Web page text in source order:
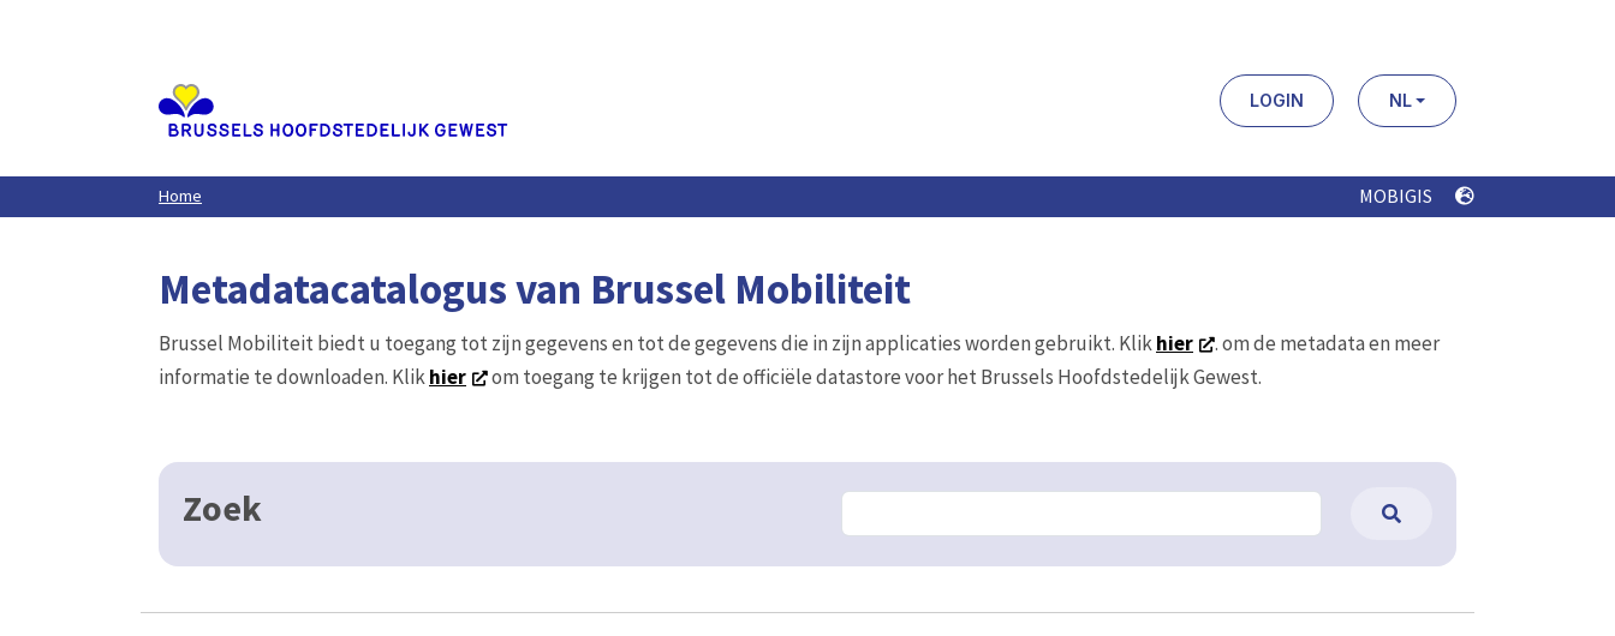
LOGIN NL
Home MOBIGIS
Metadatacatalogus van Brussel Mobiliteit
Brussel Mobiliteit biedt u toegang tot zijn gegevens en tot de gegevens die in zijn applicaties worden gebruikt. Klikhier
. om de metadata en meer
informatie te downloaden. Klikhier om toegang te krijgen tot de officiële datastore voor het Brussels Hoofdstedelijk Gewest.
Zoek